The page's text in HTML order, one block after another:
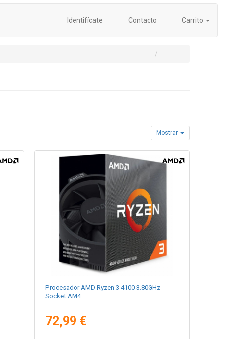
Identifícate Contacto Carrito
Mostrar
Procesador AMD Ryzen 3 4100 3.80GHz
Socket AM4
72,99 €